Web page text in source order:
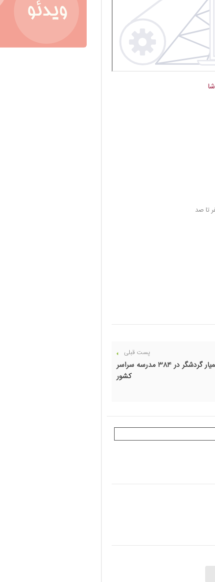
تا صد
پست قبلی
اجرای طرح همیار گردشگر در 384 مدرسه سراسر
کشور